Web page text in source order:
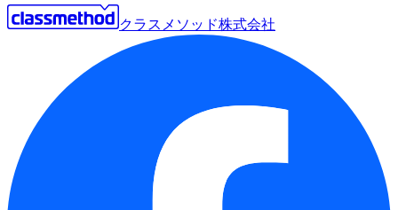
クラスメソッド株式会社